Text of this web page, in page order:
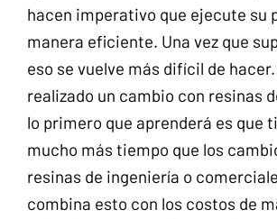
hacen imperativo que ejecute su
manera eficiente. Una vez que
eso se vuelve más difícil de
realizado un cambio con resinas
lo primero que aprenderá es que
mucho más tiempo que los
resinas de ingeniería o
combina esto con los costos de